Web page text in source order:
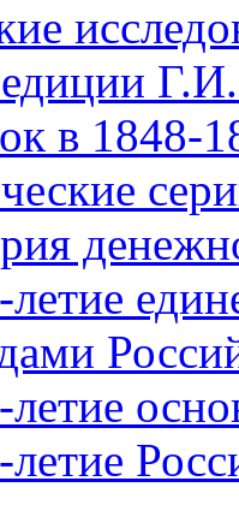
в 1848-
летие
летие
летие